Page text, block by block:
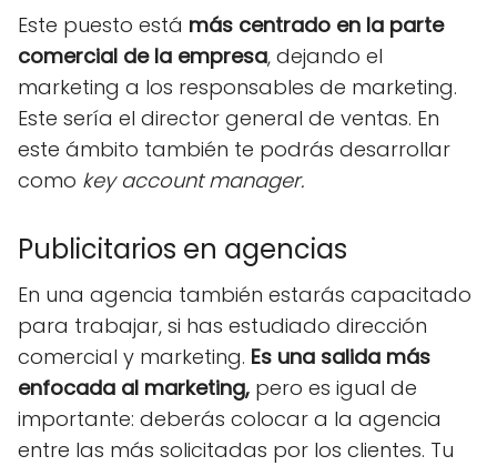
Este puesto está más centrado en la parte
comercial de la empresa, dejando el
marketing a los responsables de marketing.
Este sería el director general de ventas. En
este ámbito también te podrás desarrollar
como key account manager.
Publicitarios en agencias
En una agencia también estarás capacitado
para trabajar, si has estudiado dirección
comercial y marketing. Es una salida más
enfocada al marketing, pero es igual de
importante: deberás colocar a la agencia
entre las más solicitadas por los clientes. Tu